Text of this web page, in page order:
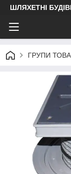
ШЛЯХЕТНІ
ГРУПИ